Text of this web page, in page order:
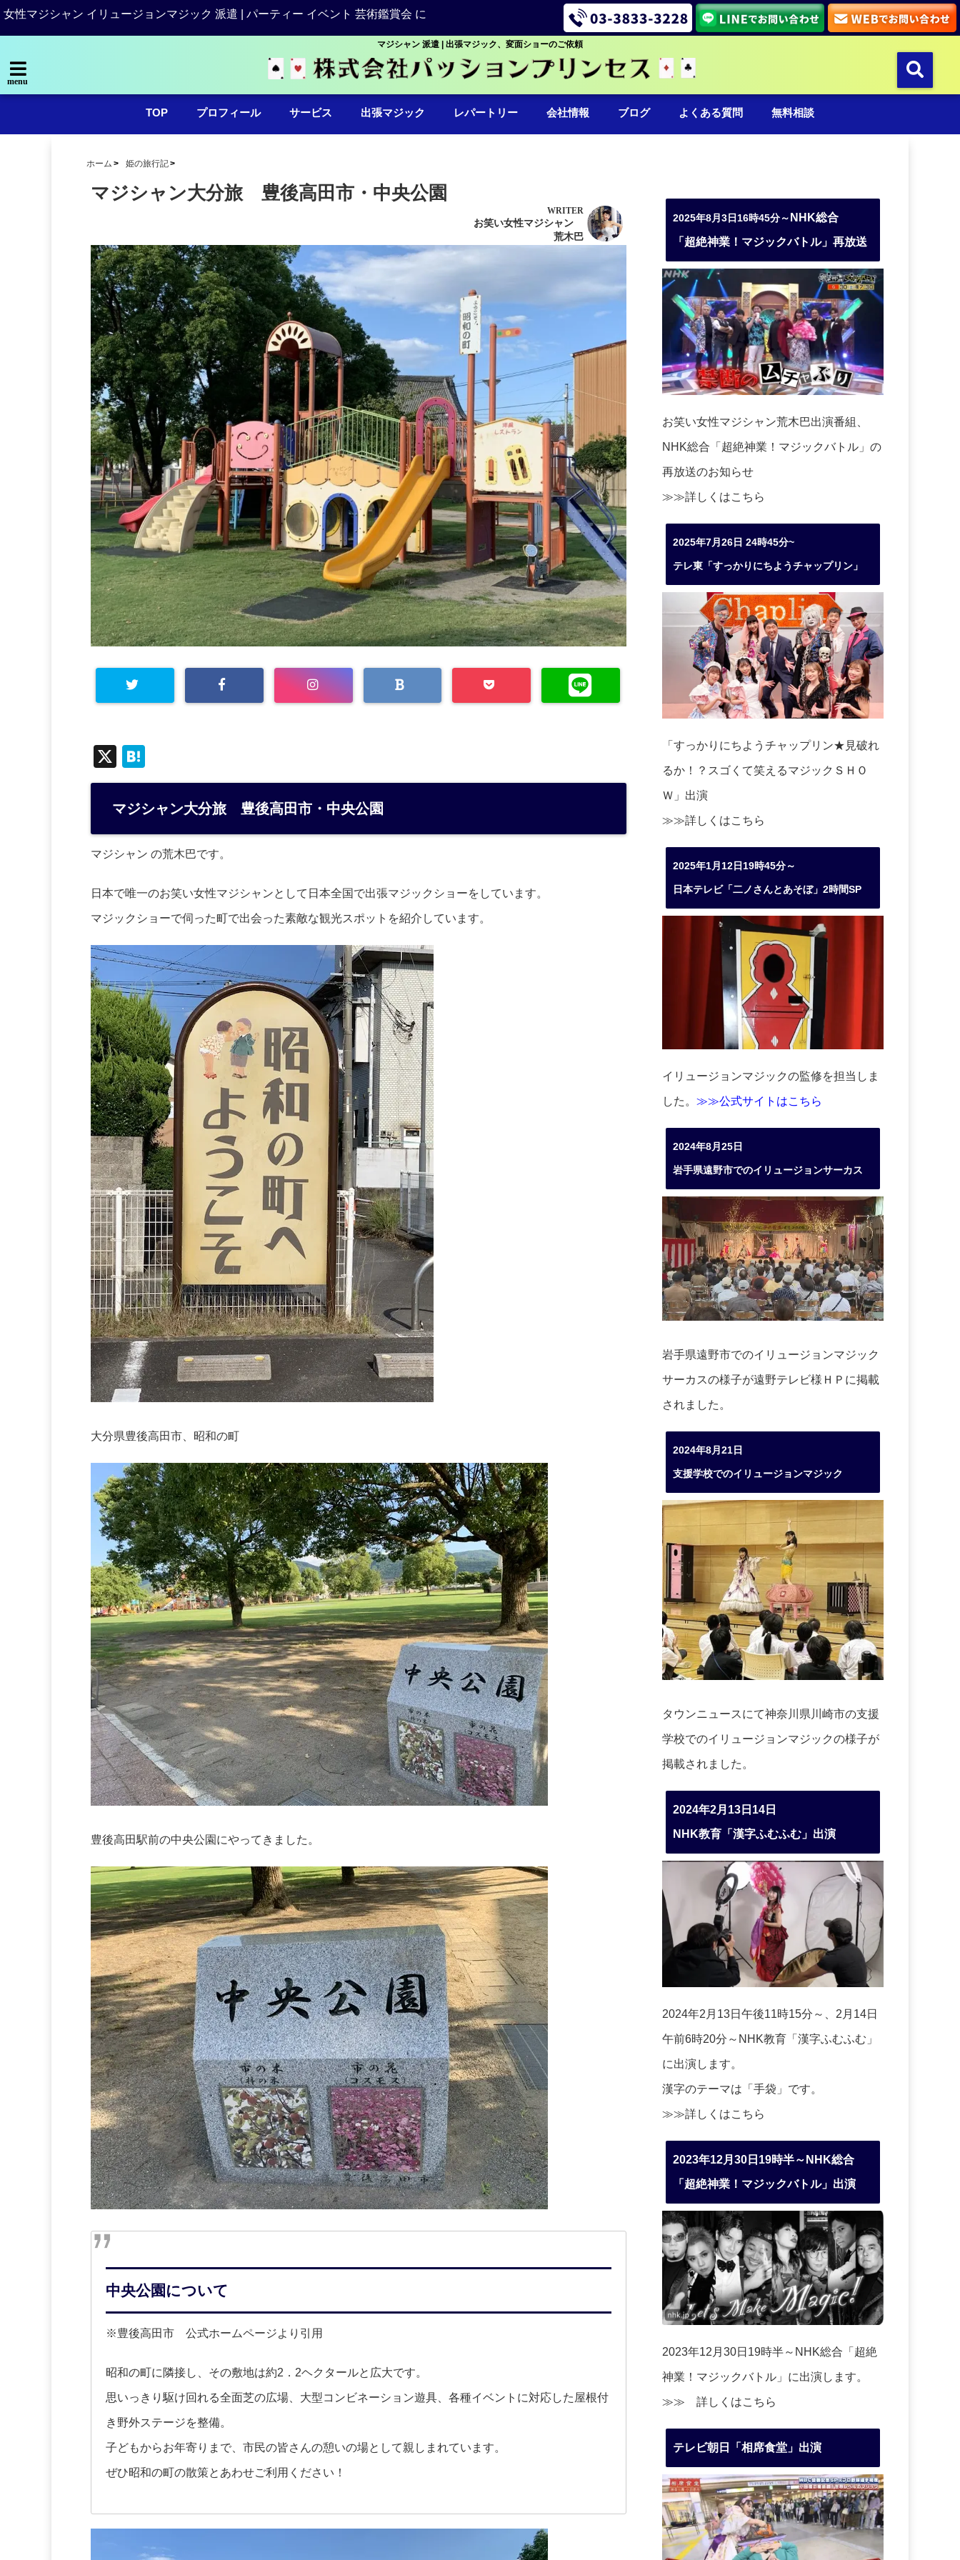
女性マジシャン イリュージョンマジック 派遣 | パーティー イベント 芸術鑑賞会 に
マジシャン 派遣 | 出張マジック、変面ショーのご依頼
menu
TOP プロフィール サービス 出張マジック レパートリー 会社情報 ブログ よくある質問 無料相談
ホーム 姫の旅行記
マジシャン大分旅 豊後高田市・中央公園
WRITER
お笑い女性マジシャン
荒木巴
X
at
e
a
マジシャン大分旅 豊後高田市・中央公園
マジシャン の荒木巴です。
日本で唯一のお笑い女性マジシャンとして日本全国で出張マジックショーをしています。
マジックショーで伺った町で出会った素敵な観光スポットを紹介しています。
大分県豊後高田市、昭和の町
豊後高田駅前の中央公園にやってきました。
中央公園について
※豊後高田市 公式ホームページより引用
昭和の町に隣接し、その敷地は約2．2ヘクタールと広大です。
思いっきり駆け回れる全面芝の広場、大型コンビネーション遊具、各種イベントに対応した屋根付
き野外ステージを整備。
子どもからお年寄りまで、市民の皆さんの憩いの場として親しまれています。
ぜひ昭和の町の散策とあわせご利用ください！
2025年8月3日16時45分～ NHK総合
「超絶神業！マジックバトル」再放送
お笑い女性マジシャン荒木巴出演番組、
NHK総合「超絶神業！マジックバトル」の
再放送のお知らせ
≫≫詳しくはこちら
2025年7月26日 24時45分~
テレ東「すっかりにちようチャップリン」
「すっかりにちようチャップリン★見破れ
るか！？スゴくて笑えるマジックＳＨＯ
Ｗ」出演
≫≫詳しくはこちら
2025年1月12日19時45分～
日本テレビ「二ノさんとあそぼ」2時間SP
イリュージョンマジックの監修を担当しま
した。 ≫≫公式サイトはこちら
2024年8月25日
岩手県遠野市でのイリュージョンサーカス
岩手県遠野市でのイリュージョンマジック
サーカスの様子が遠野テレビ様ＨＰに掲載
されました。
2024年8月21日
支援学校でのイリュージョンマジック
タウンニュースにて神奈川県川崎市の支援
学校でのイリュージョンマジックの様子が
掲載されました。
2024年2月13日14日
NHK教育「漢字ふむふむ」出演
2024年2月13日午後11時15分～、2月14日
午前6時20分～NHK教育「漢字ふむふむ」
に出演します。
漢字のテーマは「手袋」です。
≫≫詳しくはこちら
2023年12月30日19時半～NHK総合
「超絶神業！マジックバトル」出演
2023年12月30日19時半～NHK総合「超絶
神業！マジックバトル」に出演します。
≫≫ 詳しくはこちら
テレビ朝日「相席食堂」出演